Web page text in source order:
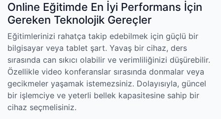
Online Eğitimde En İyi Performans İçin
Gereken Teknolojik Gereçler
Eğitimlerinizi rahatça takip edebilmek için güçlü bir
bilgisayar veya tablet şart. Yavaş bir cihaz, ders
sırasında can sıkıcı olabilir ve verimliliğinizi düşürebilir.
Özellikle video konferanslar sırasında donmalar veya
gecikmeler yaşamak istemezsiniz. Dolayısıyla, güncel
bir işlemciye ve yeterli bellek kapasitesine sahip bir
cihaz seçmelisiniz.